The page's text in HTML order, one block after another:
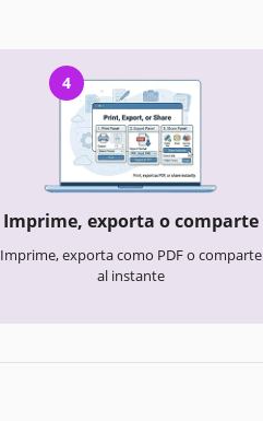
4
Imprime, exporta o comparte
Imprime, exporta como PDF o comparte
al instante